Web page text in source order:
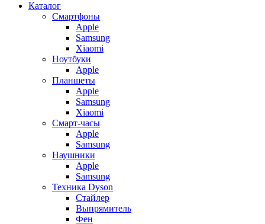
Каталог
Смартфоны
Apple
Samsung
Xiaomi
Ноутбуки
Apple
Планшеты
Apple
Samsung
Xiaomi
Смарт-часы
Apple
Samsung
Наушники
Apple
Samsung
Техника Dyson
Стайлер
Выпрямитель
Фен